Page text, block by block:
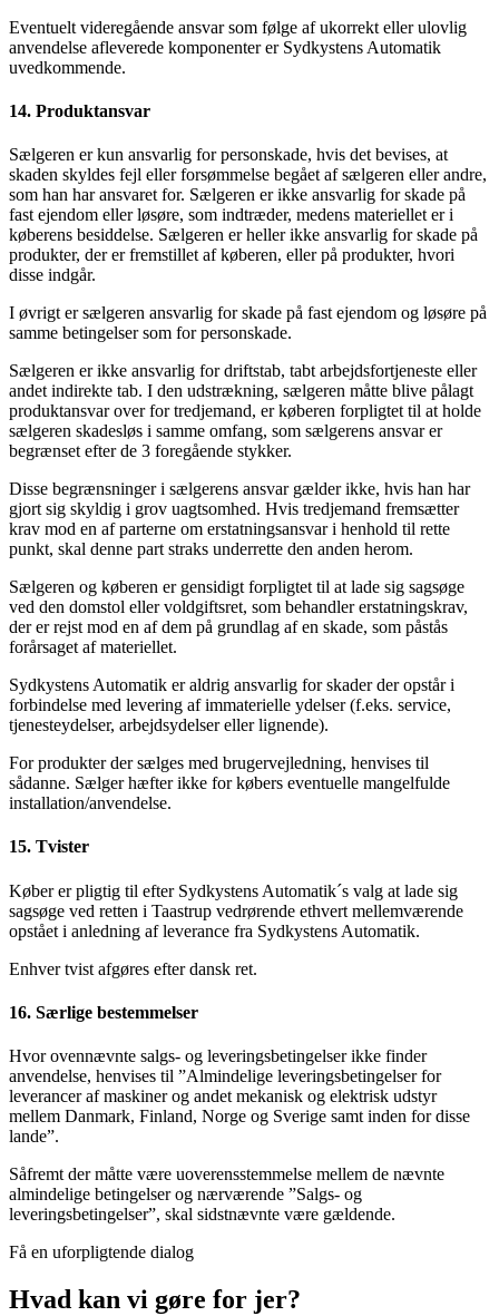
Eventuelt videregående ansvar som følge af ukorrekt eller ulovlig
anvendelse afleverede komponenter er Sydkystens Automatik
uvedkommende.
14. Produktansvar
Sælgeren er kun ansvarlig for personskade, hvis det bevises, at
skaden skyldes fejl eller forsømmelse begået af sælgeren eller andre,
som han har ansvaret for. Sælgeren er ikke ansvarlig for skade på
fast ejendom eller løsøre, som indtræder, medens materiellet er i
køberens besiddelse. Sælgeren er heller ikke ansvarlig for skade på
produkter, der er fremstillet af køberen, eller på produkter, hvori
disse indgår.
I øvrigt er sælgeren ansvarlig for skade på fast ejendom og løsøre på
samme betingelser som for personskade.
Sælgeren er ikke ansvarlig for driftstab, tabt arbejdsfortjeneste eller
andet indirekte tab. I den udstrækning, sælgeren måtte blive pålagt
produktansvar over for tredjemand, er køberen forpligtet til at holde
sælgeren skadesløs i samme omfang, som sælgerens ansvar er
begrænset efter de 3 foregående stykker.
Disse begrænsninger i sælgerens ansvar gælder ikke, hvis han har
gjort sig skyldig i grov uagtsomhed. Hvis tredjemand fremsætter
krav mod en af parterne om erstatningsansvar i henhold til rette
punkt, skal denne part straks underrette den anden herom.
Sælgeren og køberen er gensidigt forpligtet til at lade sig sagsøge
ved den domstol eller voldgiftsret, som behandler erstatningskrav,
der er rejst mod en af dem på grundlag af en skade, som påstås
forårsaget af materiellet.
Sydkystens Automatik er aldrig ansvarlig for skader der opstår i
forbindelse med levering af immaterielle ydelser (f.eks. service,
tjenesteydelser, arbejdsydelser eller lignende).
For produkter der sælges med brugervejledning, henvises til
sådanne. Sælger hæfter ikke for købers eventuelle mangelfulde
installation/anvendelse.
15. Tvister
Køber er pligtig til efter Sydkystens Automatik´s valg at lade sig
sagsøge ved retten i Taastrup vedrørende ethvert mellemværende
opstået i anledning af leverance fra Sydkystens Automatik.
Enhver tvist afgøres efter dansk ret.
16. Særlige bestemmelser
Hvor ovennævnte salgs- og leveringsbetingelser ikke finder
anvendelse, henvises til ”Almindelige leveringsbetingelser for
leverancer af maskiner og andet mekanisk og elektrisk udstyr
mellem Danmark, Finland, Norge og Sverige samt inden for disse
lande”.
Såfremt der måtte være uoverensstemmelse mellem de nævnte
almindelige betingelser og nærværende ”Salgs- og
leveringsbetingelser”, skal sidstnævnte være gældende.
Få en uforpligtende dialog
Hvad kan vi gøre for jer?